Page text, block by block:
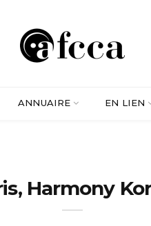
ANNUAIRE EN LIEN
Harmony